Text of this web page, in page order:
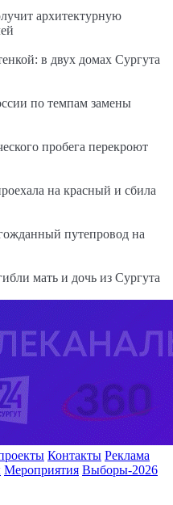
архитектурную
в двух домах Сургута
по темпам замены
пробега перекроют
на красный и сбила
путепровод на
мать и дочь из Сургута
Контакты Реклама
Мероприятия Выборы-2026